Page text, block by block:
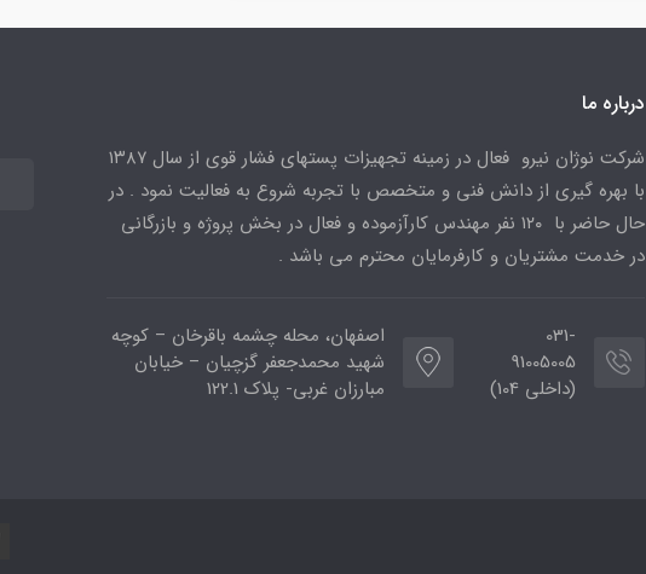
درباره ما
شرکت نوژان نیرو فعال در زمینه تجهیزات پستهای فشار قوی از سال ۱۳۸۷
با بهره گیری از دانش فنی و متخصص با تجربه شروع به فعالیت نمود . در
حال حاضر با ۱۲۰ نفر مهندس کارآزموده و فعال در بخش پروژه و بازرگانی
در خدمت مشتریان و کارفرمایان محترم می باشد .
031-
91005005
(داخلی 104)
اصفهان، محله چشمه باقرخان – کوچه
شهید محمدجعفر گزچیان – خیابان
مبارزان غربی- پلاک 122.1